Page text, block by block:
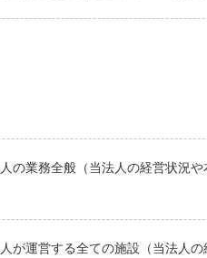
の業務全般（当法人の経営状況
が運営する全ての施設（当法人